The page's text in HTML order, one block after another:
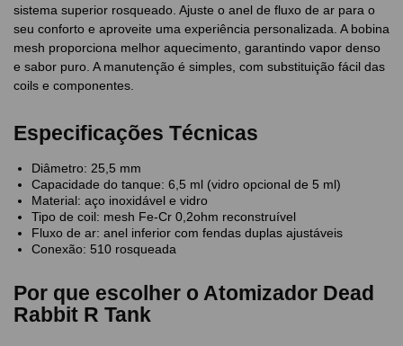
sistema superior rosqueado. Ajuste o anel de fluxo de ar para o
seu conforto e aproveite uma experiência personalizada. A bobina
mesh proporciona melhor aquecimento, garantindo vapor denso
e sabor puro. A manutenção é simples, com substituição fácil das
coils e componentes.
Especificações Técnicas
Diâmetro: 25,5 mm
Capacidade do tanque: 6,5 ml (vidro opcional de 5 ml)
Material: aço inoxidável e vidro
Tipo de coil: mesh Fe-Cr 0,2ohm reconstruível
Fluxo de ar: anel inferior com fendas duplas ajustáveis
Conexão: 510 rosqueada
Por que escolher o Atomizador Dead
Rabbit R Tank